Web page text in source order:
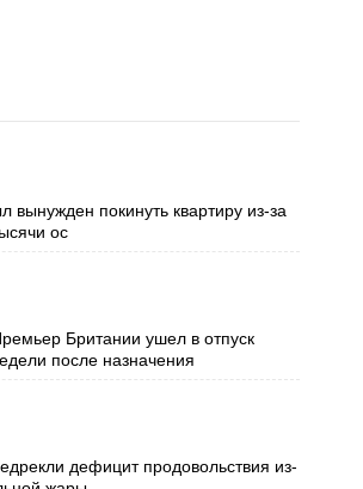
вынужден покинуть квартиру из-за
ос
Британии ушел в отпуск
после назначения
дефицит продовольствия из-